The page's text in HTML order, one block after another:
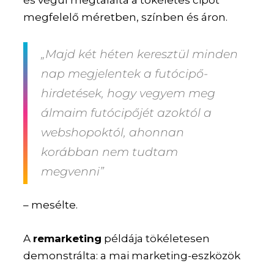
megfelelő méretben, színben és áron.
„Majd két héten keresztül minden
nap megjelentek a futócipő-
hirdetések, hogy vegyem meg
álmaim futócipőjét azoktól a
webshopoktól, ahonnan
korábban nem tudtam
megvenni”
– mesélte.
A remarketing példája tökéletesen
demonstrálta: a mai marketing-eszközök